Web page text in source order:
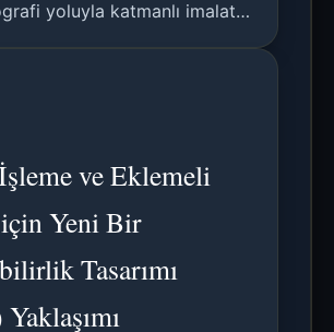
yoluyla katmanlı imalat
baskılanabilirlik ve
sinterleme üzerine
ve Eklemeli
Yeni Bir
Tasarımı